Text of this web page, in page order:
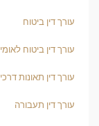
עורך דין ביטוח
עורך דין ביטוח לאומי
עורך דין תאונות
עורך דין תעבורה